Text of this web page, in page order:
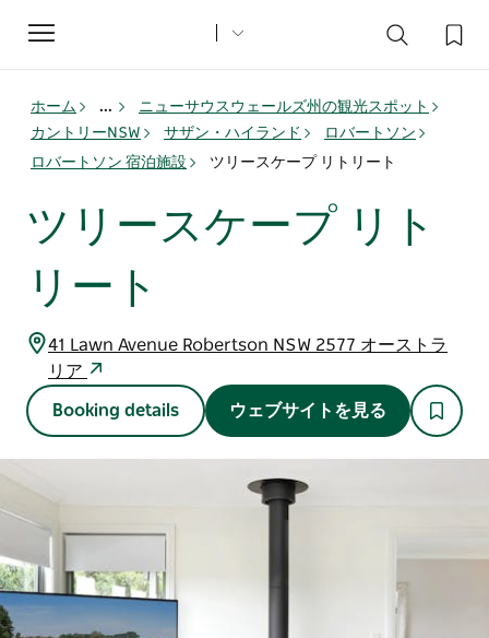
Toggle
navigation
ホーム ...
ニューサウスウェールズ州の観光スポット
カントリーNSW
サザン・ハイランド
ロバートソン
ロバートソン 宿泊施設
ツリースケープ リトリート
ツリースケープ リト
リート
41 Lawn Avenue Robertson NSW 2577 オーストラ
リア
Booking details ウェブサイトを見る